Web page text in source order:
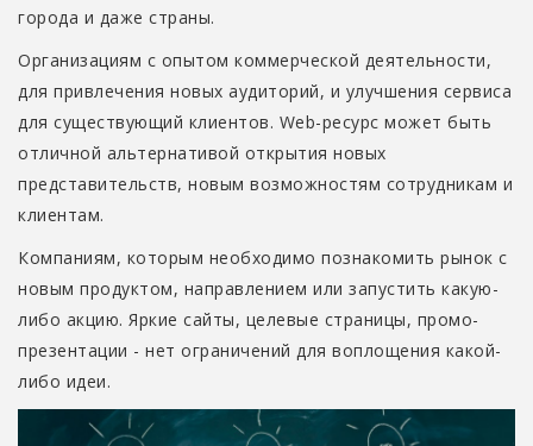
города и даже страны.
Организациям с опытом коммерческой деятельности,
для привлечения новых аудиторий, и улучшения сервиса
для существующий клиентов. Web-ресурс может быть
отличной альтернативой открытия новых
представительств, новым возможностям сотрудникам и
клиентам.
Компаниям, которым необходимо познакомить рынок с
новым продуктом, направлением или запустить какую-
либо акцию. Яркие сайты, целевые страницы, промо-
презентации - нет ограничений для воплощения какой-
либо идеи.